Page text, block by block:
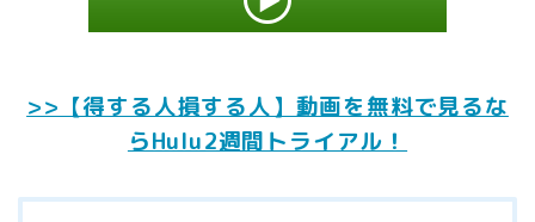
>>【得する人損する人】動画を無料で見るな
らHulu2週間トライアル！